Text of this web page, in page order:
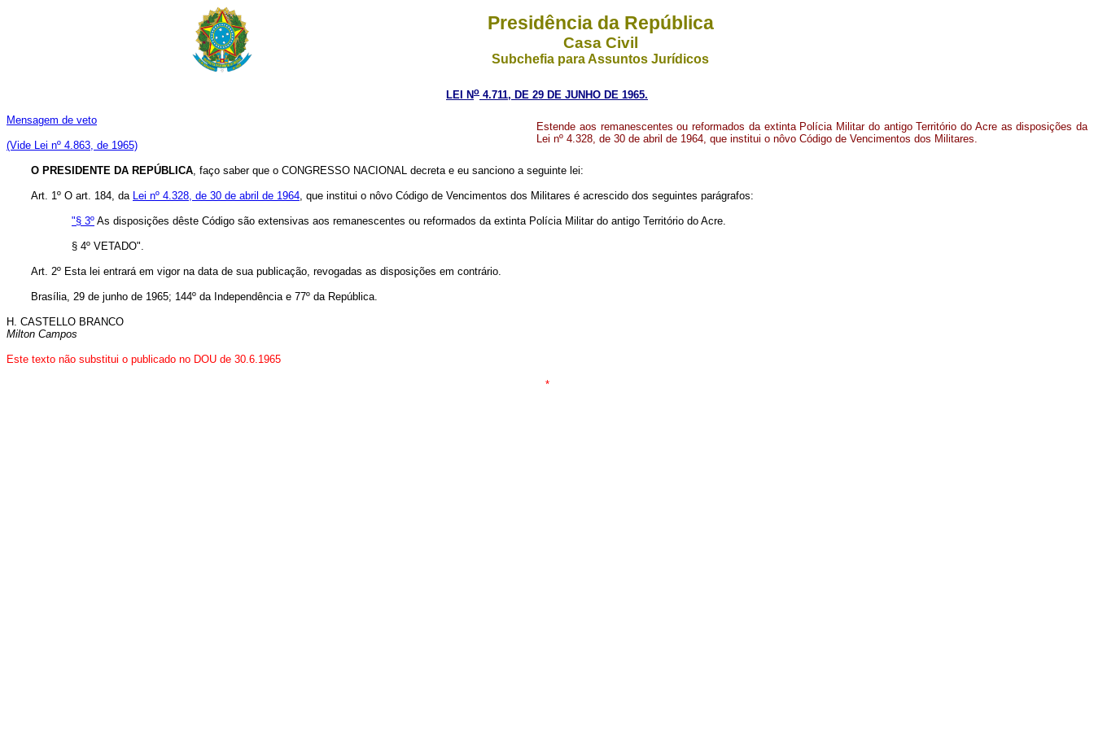
Presidência da República
Casa Civil
Subchefia para Assuntos Jurídicos
LEI No 4.711, DE 29 DE JUNHO DE 1965.
Mensagem de veto
(Vide Lei nº 4.863, de 1965)
Estende aos remanescentes ou reformados da extinta Polícia Militar do antigo Território do Acre as disposições da
Lei nº 4.328, de 30 de abril de 1964, que institui o nôvo Código de Vencimentos dos Militares.
O PRESIDENTE DA REPÚBLICA, faço saber que o CONGRESSO NACIONAL decreta e eu sanciono a seguinte lei:
Art. 1º O art. 184, da Lei nº 4.328, de 30 de abril de 1964, que institui o nôvo Código de Vencimentos dos Militares é acrescido dos seguintes parágrafos:
"§ 3º As disposições dêste Código são extensivas aos remanescentes ou reformados da extinta Polícia Militar do antigo Território do Acre.
§ 4º VETADO".
Art. 2º Esta lei entrará em vigor na data de sua publicação, revogadas as disposições em contrário.
Brasília, 29 de junho de 1965; 144º da Independência e 77º da República.
H. CASTELLO BRANCO
Milton Campos
Este texto não substitui o publicado no DOU de 30.6.1965
*